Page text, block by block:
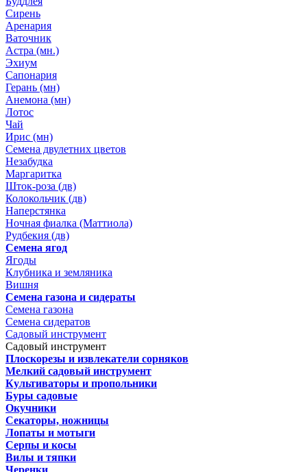
Сирень
Аренария
Ваточник
Астра (мн.)
Эхиум
Сапонария
Герань (мн)
Анемона (мн)
Лотос
Чай
Ирис (мн)
Семена двулетних цветов
Незабудка
Маргаритка
Шток-роза (дв)
Колокольчик (дв)
Наперстянка
Ночная фиалка (Маттиола)
Рудбекия (дв)
Семена ягод
Ягоды
Клубника и земляника
Вишня
Семена газона и сидераты
Семена газона
Семена сидератов
Садовый инструмент
Садовый инструмент
Плоскорезы и извлекатели сорняков
Мелкий садовый инструмент
Культиваторы и пропольники
Буры садовые
Окучники
Секаторы, ножницы
Лопаты и мотыги
Серпы и косы
Вилы и тяпки
Черенки